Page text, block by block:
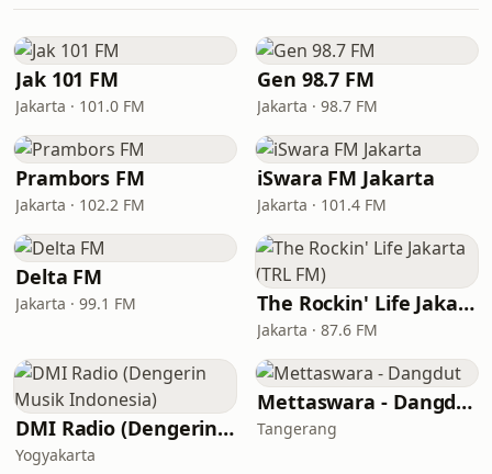
Jak 101 FM
Jakarta · 101.0 FM
Gen 98.7 FM
Jakarta · 98.7 FM
Prambors FM
Jakarta · 102.2 FM
iSwara FM Jakarta
Jakarta · 101.4 FM
Delta FM
Jakarta · 99.1 FM The Rockin' Life Jakarta (TRL FM)
Jakarta · 87.6 FM
DMI Radio (Dengerin Musik Indonesia)
Yogyakarta
Mettaswara - Dangdut
Tangerang